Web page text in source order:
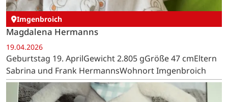
Imgenbroich
Magdalena Hermanns
19.04.2026
Geburtstag 19. AprilGewicht 2.805 gGröße 47 cmEltern
Sabrina und Frank HermannsWohnort Imgenbroich